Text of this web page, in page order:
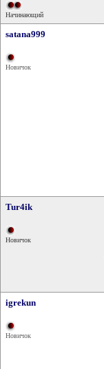
Начинающий
satana999
Новичок
Tur4ik
Новичок
igrekun
Новичок